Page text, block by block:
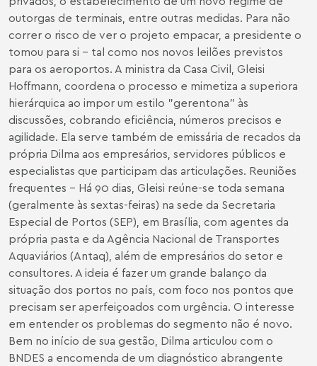
outorgas de terminais, entre outras medidas. Para não
correr o risco de ver o projeto empacar, a presidente o
tomou para si – tal como nos novos leilões previstos
para os aeroportos. A ministra da Casa Civil, Gleisi
Hoffmann, coordena o processo e mimetiza a superiora
hierárquica ao impor um estilo "gerentona" às
discussões, cobrando eficiência, números precisos e
agilidade. Ela serve também de emissária de recados da
própria Dilma aos empresários, servidores públicos e
especialistas que participam das articulações. Reuniões
frequentes – Há 90 dias, Gleisi reúne-se toda semana
(geralmente às sextas-feiras) na sede da Secretaria
Especial de Portos (SEP), em Brasília, com agentes da
própria pasta e da Agência Nacional de Transportes
Aquaviários (Antaq), além de empresários do setor e
consultores. A ideia é fazer um grande balanço da
situação dos portos no país, com foco nos pontos que
precisam ser aperfeiçoados com urgência. O interesse
em entender os problemas do segmento não é novo.
Bem no início de sua gestão, Dilma articulou com o
BNDES a encomenda de um diagnóstico abrangente